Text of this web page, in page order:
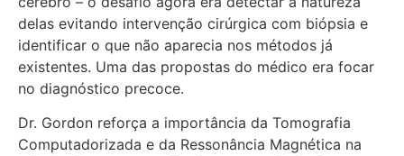
delas evitando intervenção cirúrgica com biópsia e
identificar o que não aparecia nos métodos já
existentes. Uma das propostas do médico era focar
no diagnóstico precoce.
Dr. Gordon reforça a importância da Tomografia
Computadorizada e da Ressonância Magnética na